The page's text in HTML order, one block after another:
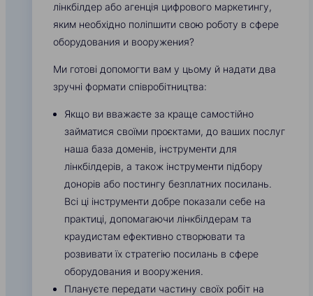
лінкбілдер або агенція цифрового маркетингу,
яким необхідно поліпшити свою роботу в сфере
оборудования и вооружения?
Ми готові допомогти вам у цьому й надати два
зручні формати співробітництва:
Якщо ви вважаєте за краще самостійно
займатися своїми проєктами, до ваших послуг
наша база доменів, інструменти для
лінкбілдерів, а також інструменти підбору
донорів або постингу безплатних посилань.
Всі ці інструменти добре показали себе на
практиці, допомагаючи лінкбілдерам та
краудистам ефективно створювати та
розвивати їх стратегію посилань в сфере
оборудования и вооружения.
Плануєте передати частину своїх робіт на